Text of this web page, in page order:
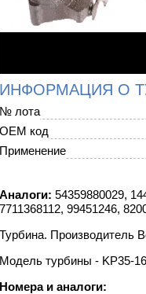
ИНФОРМАЦИЯ О
№ лота
OEM код
Применение
Аналоги: 54359880029,
7711368112, 99451246,
Турбина. Производитель
Модель турбины - KP35-
Номера и аналоги: